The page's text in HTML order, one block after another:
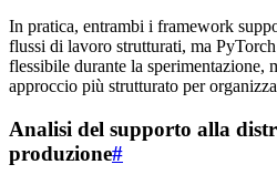
In pratica, entrambi i framework
flussi di lavoro strutturati, ma
flessibile durante la sperimentazione,
approccio più strutturato per
Analisi del supporto alla
produzione#